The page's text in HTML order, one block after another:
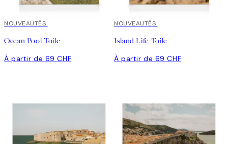
NOUVEAUTÉS
Ocean Pool Toile
À partir de 69 CHF
NOUVEAUTÉS
Island Life Toile
À partir de 69 CHF